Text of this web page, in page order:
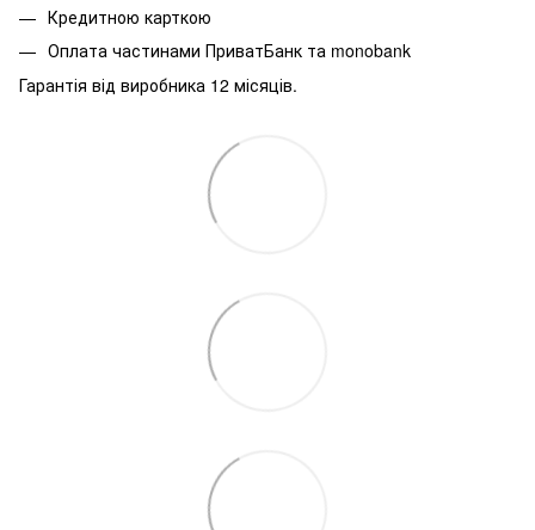
Кредитною карткою
Оплата частинами ПриватБанк та monobank
Гарантія від виробника 12 місяців.